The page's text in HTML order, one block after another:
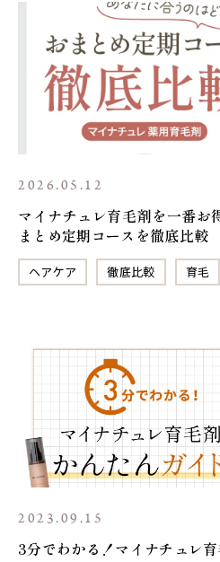
2026.05.12
マイナチュレ育毛剤を一番お
まとめ定期コースを徹底比較
ヘアケア 徹底比較 育毛
2023.09.15
3分でわかる！マイナチュレ